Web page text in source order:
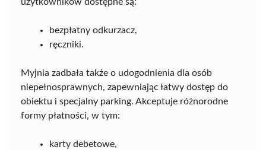
użytkowników dostępne są:
bezpłatny odkurzacz,
ręczniki.
Myjnia zadbała także o udogodnienia dla osób
niepełnosprawnych, zapewniając łatwy dostęp do
obiektu i specjalny parking. Akceptuje różnorodne
formy płatności, w tym:
karty debetowe,